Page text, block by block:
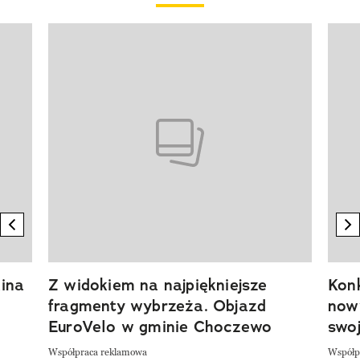
previous element
Z widokiem na najpiękniejsze
fragmenty wybrzeża. Objazd
EuroVelo w gminie Choczewo
Współpraca reklamowa